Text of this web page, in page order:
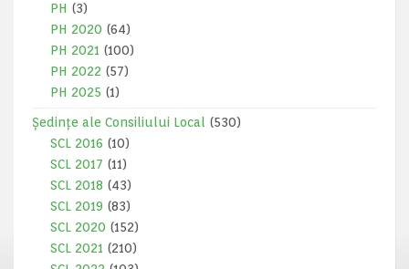
PH (3)
PH 2020 (64)
PH 2021 (100)
PH 2022 (57)
PH 2025 (1)
Ședințe ale Consiliului Local
(530)
SCL 2016 (10)
SCL 2017 (11)
SCL 2018 (43)
SCL 2019 (83)
SCL 2020 (152)
SCL 2021 (210)